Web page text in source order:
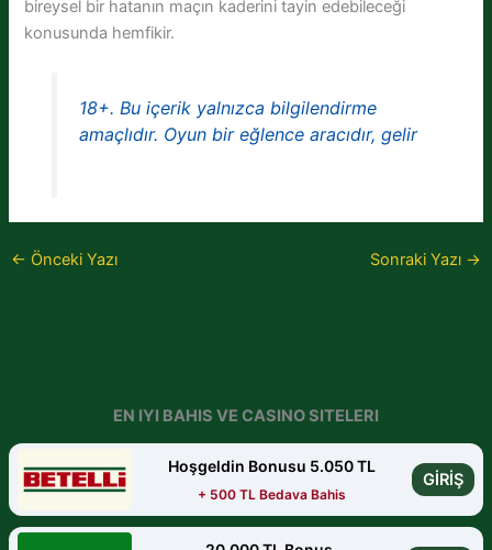
EN IYI BAHIS VE CASINO SITELERI
Hoşgeldin Bonusu 5.050 TL
+ 500 TL Bedava Bahis
GİRİŞ
bireysel bir hatanın maçın kaderini tayin edebileceği
konusunda hemfikir.
18+. Bu içerik yalnızca bilgilendirme
amaçlıdır. Oyun bir eğlence aracıdır, gelir
← Önceki Yazı Sonraki Yazı →